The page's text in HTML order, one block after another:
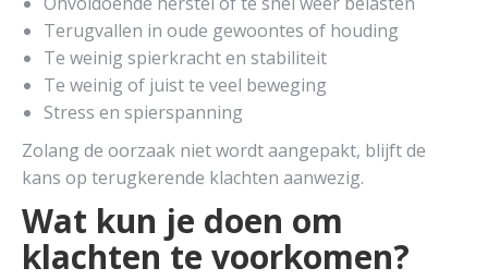
Terugvallen in oude gewoontes of houding
Te weinig spierkracht en stabiliteit
Te weinig of juist te veel beweging
Stress en spierspanning
Zolang de oorzaak niet wordt aangepakt, blijft de
kans op terugkerende klachten aanwezig.
Wat kun je doen om
klachten te voorkomen?